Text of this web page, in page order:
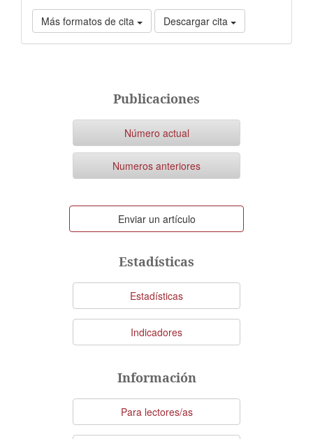
Más formatos de cita Descargar cita
Publicaciones
Número actual
Numeros anteriores
Enviar
un
artículo
Enviar un artículo
Estadísticas
Estadísticas
Indicadores
Información
Para lectores/as